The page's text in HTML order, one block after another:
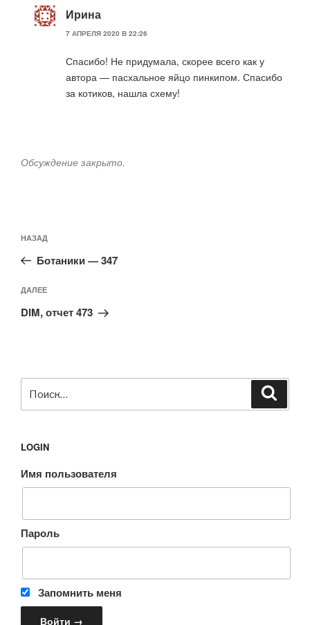
Ирина
7 АПРЕЛЯ 2020 В 22:26
Спасибо! Не придумала, скорее всего как у
автора — пасхальное яйцо пинкипом. Спасибо
за котиков, нашла схему!
Обсуждение закрыто.
по
записям
Предыдущая
запись:
НАЗАД
Ботаники — 347
Следующая
запись
ДАЛЕЕ
DIM, отчет 473
LOGIN
Имя пользователя
Пароль
Запомнить меня